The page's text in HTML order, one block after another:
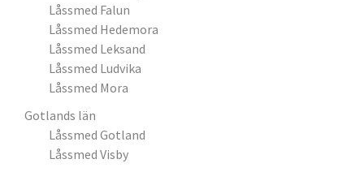
Låssmed Falun
Låssmed Hedemora
Låssmed Leksand
Låssmed Ludvika
Låssmed Mora
Gotlands län
Låssmed Gotland
Låssmed Visby